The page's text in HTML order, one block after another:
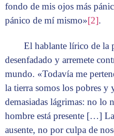
fondo de mis ojos más
pánico de mí mismo»[2].
El hablante lírico de la
desenfadado y arremete
mundo. «Todavía me
la tierra somos los pobres y
demasiadas lágrimas: no lo
hombre está presente […]
ausente, no por culpa de